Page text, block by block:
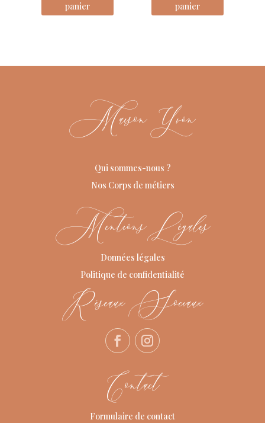
panier
panier
Maison Yvon
Qui sommes-nous ?
Nos Corps de métiers
Mentions Légales
Données légales
Politique de confidentialité
Réseaux Sociaux
Contact
Formulaire de contact